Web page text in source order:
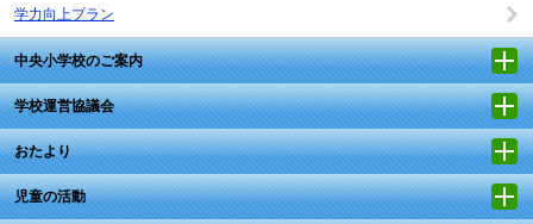
学力向上プラン
中央小学校のご案内
学校運営協議会
おたより
児童の活動